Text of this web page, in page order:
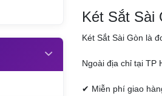
Két Sắt Sài
Két Sắt Sài Gòn là
Ngoài địa chỉ tại TP
✔ Miễn phí giao